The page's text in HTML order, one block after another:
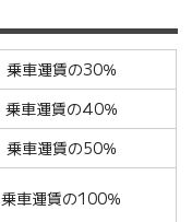
乗車運賃の30％
乗車運賃の40％
乗車運賃の50％
乗車運賃の100％